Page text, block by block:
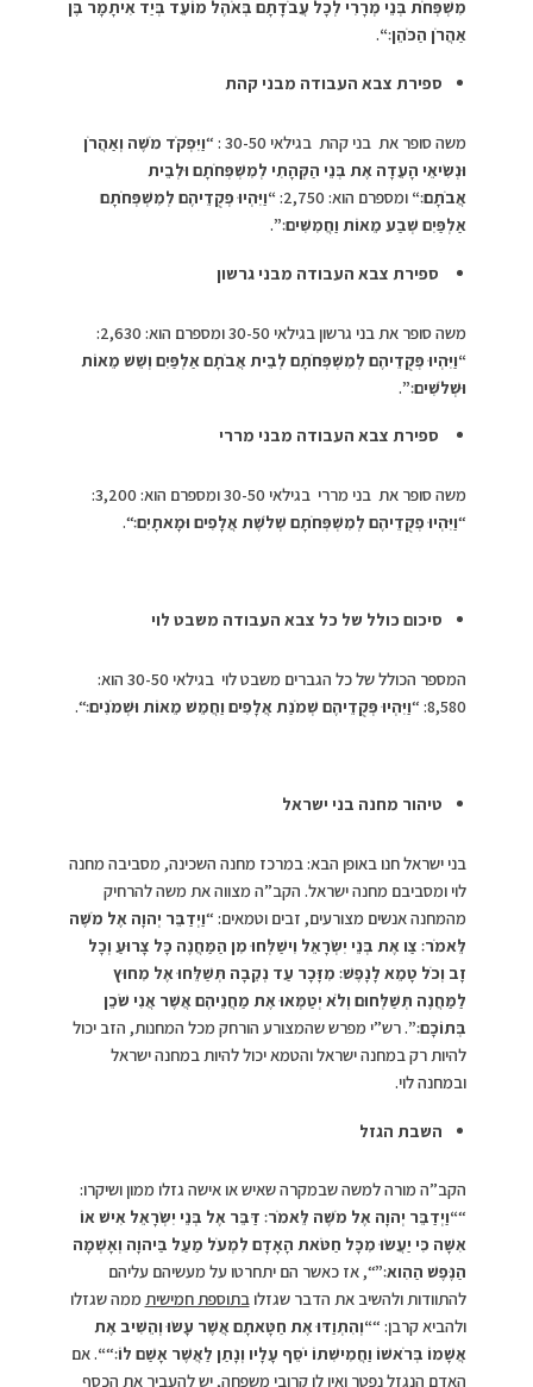
מִשְׁפְּחֹת בְּנֵי מְרָרִי לְכָל עֲבֹדָתָם בְּאֹהֶל מוֹעֵד בְּיַד אִיתָמָר בֶּן
אַהֲרֹן הַכֹּהֵן׃“
.
ספירת צבא העבודה מבני קהת
משה סופר את בני קהת בגילאי 30-50 : “
וַיִּפְקֹד מֹשֶׁה וְאַהֲרֹן
וּנְשִׂיאֵי הָעֵדָה אֶת בְּנֵי הַקְּהָתִי לְמִשְׁפְּחֹתָם וּלְבֵית
אֲבֹתָם׃“ ומספרם הוא: 2,750: “וַיִּהְיוּ פְקֻדֵיהֶם לְמִשְׁפְּחֹתָם
אַלְפַּיִם שְׁבַע מֵאוֹת וַחֲמִשִּׁים׃”.
ספירת צבא העבודה מבני גרשון
משה סופר את בני גרשון בגילאי 30-50 ומספרם הוא: 2,630:
“וַיִּהְיוּ פְּקֻדֵיהֶם לְמִשְׁפְּחֹתָם לְבֵית אֲבֹתָם אַלְפַּיִם וְשֵׁשׁ מֵאוֹת
וּשְׁלֹשִׁים׃”.
ספירת צבא העבודה מבני מררי
משה סופר את בני מררי בגילאי 30-50 ומספרם הוא: 3,200:
“וַיִּהְיוּ פְקֻדֵיהֶם לְמִשְׁפְּחֹתָם שְׁלֹשֶׁת אֲלָפִים וּמָאתָיִם׃“.
סיכום כולל של כל צבא העבודה משבט לוי
המספר הכולל של כל הגברים משבט לוי בגילאי 30-50 הוא:
8,580: “
וַיִּהְיוּ פְּקֻדֵיהֶם שְׁמֹנַת אֲלָפִים וַחֲמֵשׁ מֵאוֹת וּשְׁמֹנִים׃“.
טיהור מחנה בני ישראל
בני ישראל חנו באופן הבא: במרכז מחנה השכינה, מסביבה מחנה
לוי ומסביבם מחנה ישראל. הקב”ה מצווה את משה להרחיק
מהמחנה אנשים מצורעים, זבים וטמאים: “וַיְדַבֵּר יְהוָה אֶל מֹשֶׁה
לֵּאמֹר׃ צַו אֶת בְּנֵי יִשְׂרָאֵל וִישַׁלְּחוּ מִן הַמַּחֲנֶה כָּל צָרוּעַ וְכָל
זָב וְכֹל טָמֵא לָנָפֶשׁ׃ מִזָּכָר עַד נְקֵבָה תְּשַׁלֵּחוּ אֶל מִחוּץ
לַמַּחֲנֶה תְּשַׁלְּחוּם וְלֹא יְטַמְּאוּ אֶת מַחֲנֵיהֶם אֲשֶׁר אֲנִי שֹׁכֵן
בְּתוֹכָם׃”. רש”י מפרש שהמצורע הורחק מכל המחנות, הזב יכול
להיות רק במחנה ישראל והטמא יכול להיות במחנה ישראל
ובמחנה לוי.
השבת הגזל
הקב”ה מורה למשה שבמקרה שאיש או אישה גזלו ממון ושיקרו:
“
“וַיְדַבֵּר יְהוָה אֶל מֹשֶׁה לֵּאמֹר׃ דַּבֵּר אֶל בְּנֵי יִשְׂרָאֵל אִישׁ אוֹ
אִשָּׁה כִּי יַעֲשׂוּ מִכָּל חַטֹּאת הָאָדָם לִמְעֹל מַעַל בַּיהוָה וְאָשְׁמָה
הַנֶּפֶשׁ הַהִוא׃”“, אז כאשר הם יתחרטו על מעשיהם עליהם
להתוודות ולהשיב את הדבר שגזלובתוספת חמישית ממה שגזלו
ולהביא קרבן: ““וְהִתְוַדּוּ אֶת חַטָּאתָם אֲשֶׁר עָשׂוּ וְהֵשִׁיב אֶת
אֲשָׁמוֹ בְּרֹאשׁוֹ וַחֲמִישִׁתוֹ יֹסֵף עָלָיו וְנָתַן לַאֲשֶׁר אָשַׁם לוֹ׃“
“. אם
האדם הנגזל נפטר ואין לו קרובי משפחה, יש להעביר את הכסף